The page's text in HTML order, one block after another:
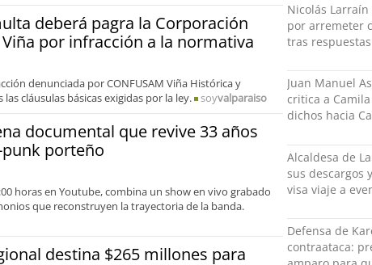
deberá pagra la Corporación
por infracción a la normativa
denunciada por CONFUSAM Viña Histórica y
cláusulas básicas exigidas por la ley.
soyvalparaiso
documental que revive 33 años
porteño
horas en Youtube, combina un show en vivo grabado
que reconstruyen la trayectoria de la banda.
destina $265 millones para
Nicolás
por arremeter
tras respuestas
Juan Manuel
critica a
dichos hacia
ser un elogio"
Alcaldesa de
sus descargos
visa viaje a
grabación con
sexual infantil
Defensa de
contraataca: